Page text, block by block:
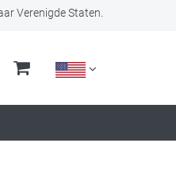
Verenigde Staten.